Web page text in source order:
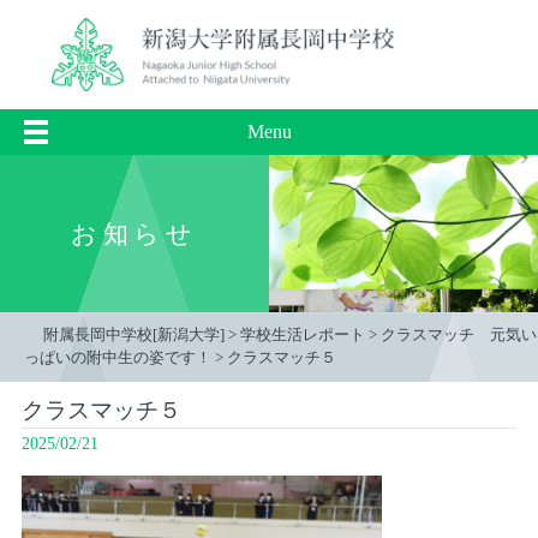
Menu
お知らせ
附属長岡中学校[新潟大学] > 学校生活レポート > クラスマッチ 元気い
っぱいの附中生の姿です！
> クラスマッチ５
クラスマッチ５
2025/02/21